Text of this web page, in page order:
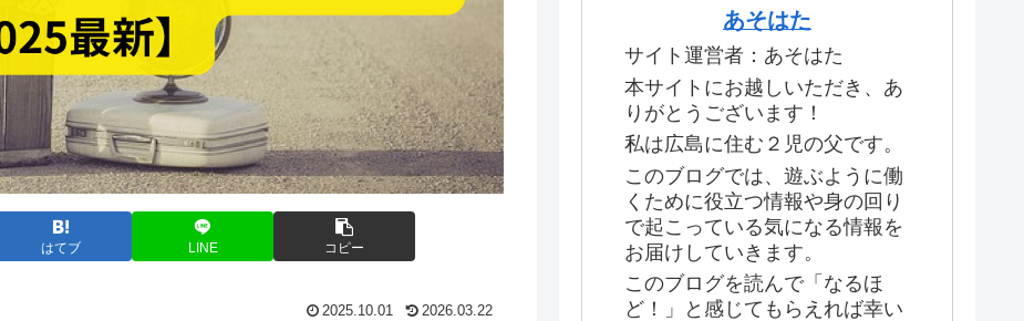
はてブ LINE コピー
2025.10.01 2026.03.22
あそはた
サイト運営者：あそはた
本サイトにお越しいただき、あ
りがとうございます！
私は広島に住む２児の父です。
このブログでは、遊ぶように働
くために役立つ情報や身の回り
で起こっている気になる情報を
お届けしていきます。
このブログを読んで「なるほ
ど！」と感じてもらえれば幸い